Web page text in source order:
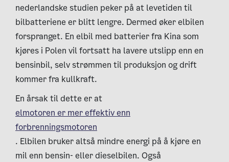
nederlandske studien peker på at levetiden til
bilbatteriene er blitt lengre. Dermed øker elbilen
forspranget. En elbil med batterier fra Kina som
kjøres i Polen vil fortsatt ha lavere utslipp enn en
bensinbil, selv strømmen til produksjon og drift
kommer fra kullkraft.
En årsak til dette er at
elmotoren er mer effektiv enn
forbrenningsmotoren
. Elbilen bruker altså mindre energi på å kjøre en
mil enn bensin- eller dieselbilen. Også